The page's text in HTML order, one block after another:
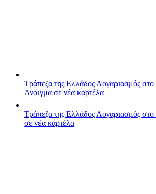
Τράπεζα της Ελλάδος Λογαριασμός
Άνοιγμα σε νέα καρτέλα
Τράπεζα της Ελλάδος Λογαριασμός
σε νέα καρτέλα